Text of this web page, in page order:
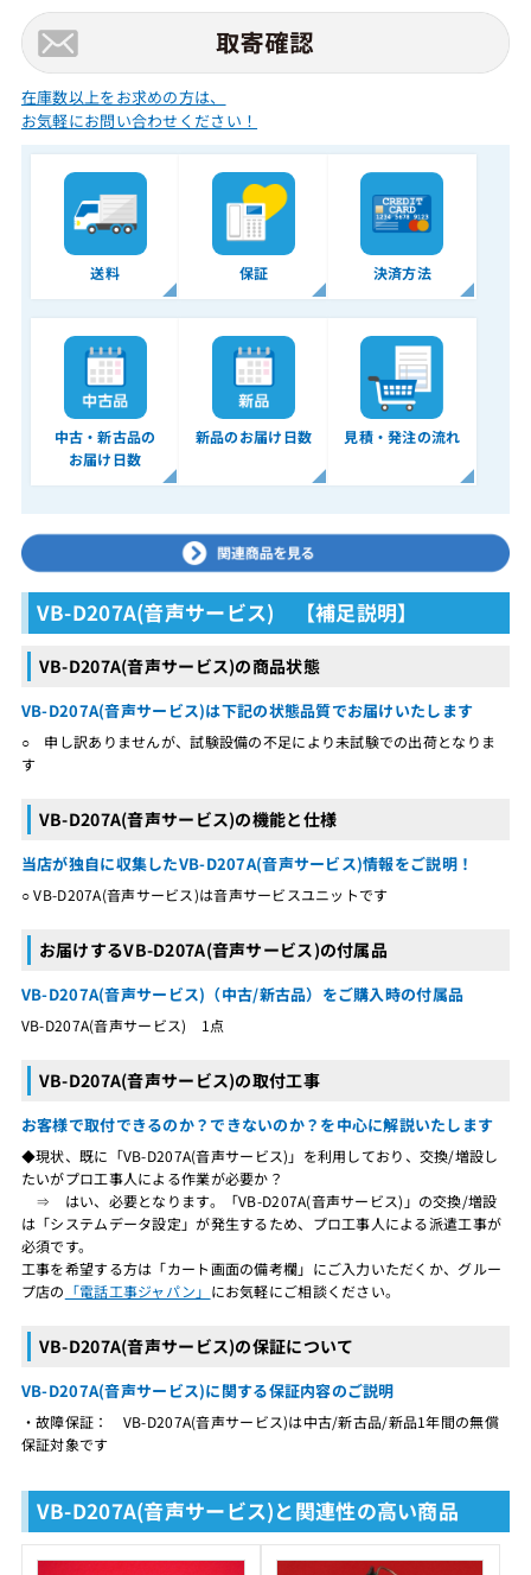
在庫数以上をお求めの方は、
お気軽にお問い合わせください！
送料 保証 決済方法
中古・新古品の
お届け日数
新品のお届け日数 見積・発注の流れ
VB-D207A(音声サービス) 【補足説明】
VB-D207A(音声サービス)の商品状態
VB-D207A(音声サービス)は下記の状態品質でお届けいたします
○ 申し訳ありませんが、試験設備の不足により未試験での出荷となりま
す
VB-D207A(音声サービス)の機能と仕様
当店が独自に収集したVB-D207A(音声サービス)情報をご説明！
○ VB-D207A(音声サービス)は音声サービスユニットです
お届けするVB-D207A(音声サービス)の付属品
VB-D207A(音声サービス)（中古/新古品）をご購入時の付属品
VB-D207A(音声サービス) 1点
VB-D207A(音声サービス)の取付工事
お客様で取付できるのか？できないのか？を中心に解説いたします
◆現状、既に「VB-D207A(音声サービス)」を利用しており、交換/増設し
たいがプロ工事人による作業が必要か？
⇒ はい、必要となります。「VB-D207A(音声サービス)」の交換/増設
は「システムデータ設定」が発生するため、プロ工事人による派遣工事が
必須です。
工事を希望する方は「カート画面の備考欄」にご入力いただくか、グルー
プ店の 「電話工事ジャパン」 にお気軽にご相談ください。
VB-D207A(音声サービス)の保証について
VB-D207A(音声サービス)に関する保証内容のご説明
・故障保証： VB-D207A(音声サービス)は中古/新古品/新品1年間の無償
保証対象です
VB-D207A(音声サービス)と関連性の高い商品